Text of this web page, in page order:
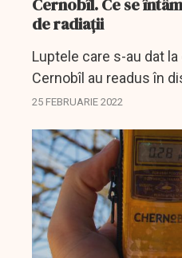
Cernobîl. Ce se
de radiaţii
Luptele care s-au dat
Cernobîl au readus în
îngrijorător.
25 FEBRUARIE 2022